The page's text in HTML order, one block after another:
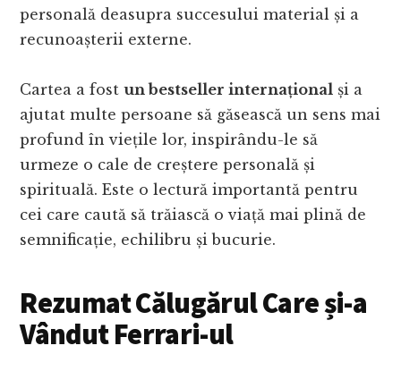
personală deasupra succesului material și a
recunoașterii externe.
Cartea a fostun bestseller internațional și a
ajutat multe persoane să găsească un sens mai
profund în viețile lor, inspirându-le să
urmeze o cale de creștere personală și
spirituală. Este o lectură importantă pentru
cei care caută să trăiască o viață mai plină de
semnificație, echilibru și bucurie.
Rezumat Călugărul Care și-a
Vândut Ferrari-ul